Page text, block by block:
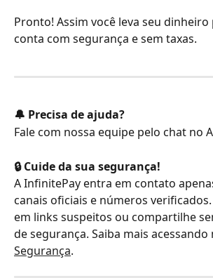
Pronto! Assim você leva seu
conta com segurança e sem taxas.
🔔 Precisa de ajuda?
Fale com nossa equipe pelo chat no
🔒 Cuide da sua segurança!
A InfinitePay entra em contato
canais oficiais e números
em links suspeitos ou compartilhe
de segurança. Saiba mais acessando
Segurança.